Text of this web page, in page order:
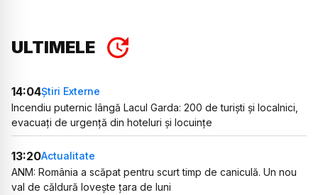
ULTIMELE
14:04Știri Externe
Incendiu puternic lângă Lacul Garda: 200 de turiști și localnici,
evacuați de urgență din hoteluri și locuințe
13:20Actualitate
ANM: România a scăpat pentru scurt timp de caniculă. Un nou
val de căldură lovește țara de luni